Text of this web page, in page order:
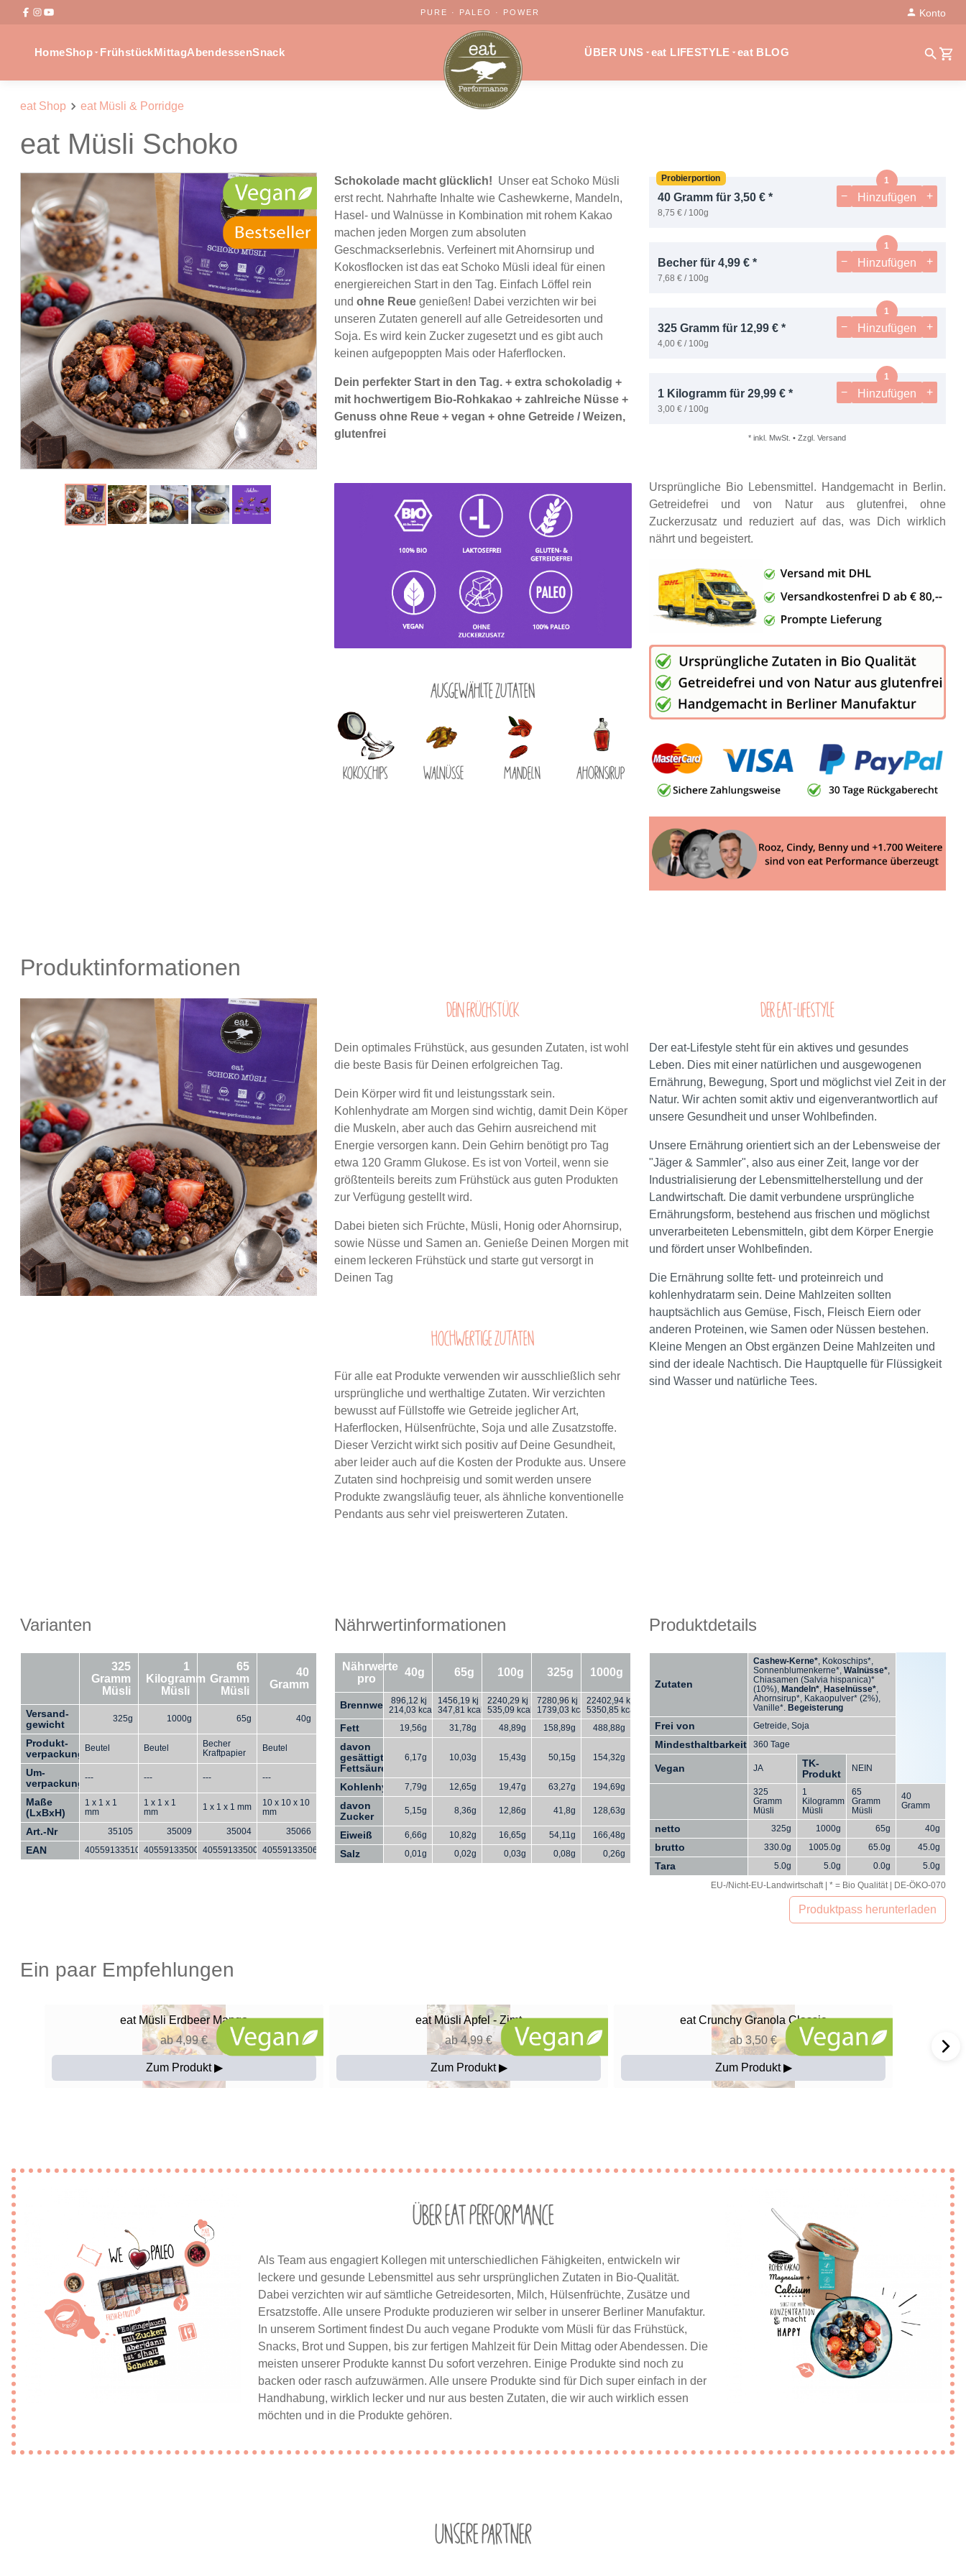
PURE · PALEO · POWER Konto
HomeShop FrühstückMittagAbendessenSnack ÜBER UNS eat LIFESTYLE eat BLOG
eat Shop eat Müsli & Porridge
eat Müsli Schoko
Schokolade macht glücklich! Unser eat Schoko Müsli
erst recht. Nahrhafte Inhalte wie Cashewkerne, Mandeln,
Hasel- und Walnüsse in Kombination mit rohem Kakao
machen jeden Morgen zum absoluten
Geschmackserlebnis. Verfeinert mit Ahornsirup und
Kokosflocken ist das eat Schoko Müsli ideal für einen
energiereichen Start in den Tag. Einfach Löffel rein
undohne Reue genießen! Dabei verzichten wir bei
unseren Zutaten generell auf alle Getreidesorten und
Soja. Es wird kein Zucker zugesetzt und es gibt auch
keinen aufgepoppten Mais oder Haferflocken.
Dein perfekter Start in den Tag. + extra schokoladig +
mit hochwertigem Bio-Rohkakao + zahlreiche Nüsse +
Genuss ohne Reue + vegan + ohne Getreide / Weizen,
glutenfrei
Ausgewählte Zutaten
Kokoschips Walnüsse Mandeln Ahornsirup
Probierportion
40 Gramm für 3,50 € *
8,75 € / 100g
− Hinzufügen +
Becher für 4,99 € *
7,68 € / 100g
− Hinzufügen +
325 Gramm für 12,99 € *
4,00 € / 100g
− Hinzufügen +
1 Kilogramm für 29,99 € *
3,00 € / 100g
− Hinzufügen +
* inkl. MwSt. • Zzgl. Versand
Ursprüngliche Bio Lebensmittel. Handgemacht in Berlin.
Getreidefrei und von Natur aus glutenfrei, ohne
Zuckerzusatz und reduziert auf das, was Dich wirklich
nährt und begeistert.
Produktinformationen
Dein Früchstück
Dein optimales Frühstück, aus gesunden Zutaten, ist wohl
die beste Basis für Deinen erfolgreichen Tag.
Dein Körper wird fit und leistungsstark sein.
Kohlenhydrate am Morgen sind wichtig, damit Dein Köper
die Muskeln, aber auch das Gehirn ausreichend mit
Energie versorgen kann. Dein Gehirn benötigt pro Tag
etwa 120 Gramm Glukose. Es ist von Vorteil, wenn sie
größtenteils bereits zum Frühstück aus guten Produkten
zur Verfügung gestellt wird.
Dabei bieten sich Früchte, Müsli, Honig oder Ahornsirup,
sowie Nüsse und Samen an. Genieße Deinen Morgen mit
einem leckeren Frühstück und starte gut versorgt in
Deinen Tag
Hochwertige Zutaten
Für alle eat Produkte verwenden wir ausschließlich sehr
ursprüngliche und werthaltige Zutaten. Wir verzichten
bewusst auf Füllstoffe wie Getreide jeglicher Art,
Haferflocken, Hülsenfrüchte, Soja und alle Zusatzstoffe.
Dieser Verzicht wirkt sich positiv auf Deine Gesundheit,
aber leider auch auf die Kosten der Produkte aus. Unsere
Zutaten sind hochpreisig und somit werden unsere
Produkte zwangsläufig teuer, als ähnliche konventionelle
Pendants aus sehr viel preiswerteren Zutaten.
Der eat-Lifestyle
Der eat-Lifestyle steht für ein aktives und gesundes
Leben. Dies mit einer natürlichen und ausgewogenen
Ernährung, Bewegung, Sport und möglichst viel Zeit in der
Natur. Wir achten somit aktiv und eigenverantwortlich auf
unsere Gesundheit und unser Wohlbefinden.
Unsere Ernährung orientiert sich an der Lebensweise der
"Jäger & Sammler", also aus einer Zeit, lange vor der
Industrialisierung der Lebensmittelherstellung und der
Landwirtschaft. Die damit verbundene ursprüngliche
Ernährungsform, bestehend aus frischen und möglichst
unverarbeiteten Lebensmitteln, gibt dem Körper Energie
und fördert unser Wohlbefinden.
Die Ernährung sollte fett- und proteinreich und
kohlenhydratarm sein. Deine Mahlzeiten sollten
hauptsächlich aus Gemüse, Fisch, Fleisch Eiern oder
anderen Proteinen, wie Samen oder Nüssen bestehen.
Kleine Mengen an Obst ergänzen Deine Mahlzeiten und
sind der ideale Nachtisch. Die Hauptquelle für Flüssigkeit
sind Wasser und natürliche Tees.
Varianten
325
Gramm
Müsli
1
Kilogramm
Müsli
65
Gramm
Müsli
40
Gramm
Versand-
gewicht
325g 1000g 65g 40g
Produkt-
verpackung
Beutel Beutel
Becher
Kraftpapier
Beutel
Um-
verpackung --- --- --- ---
Maße
(LxBxH)
1 x 1 x 1
mm
1 x 1 x 1
mm
1 x 1 x 1 mm
10 x 10 x 10
mm
Art.-Nr 35105 35009 35004 35066
EAN 4055913351059405591335009040559133500454055913350663
Nährwertinformationen
Nährwerte
pro
40g 65g 100g 325g 1000g
Brennwert896,12 kj
214,03 kcal
1456,19 kj
347,81 kcal
2240,29 kj
535,09 kcal
7280,96 kj
1739,03 kcal
22402,94 kj
5350,85 kcal
Fett 19,56g 31,78g 48,89g 158,89g 488,88g
davon
gesättigte
Fettsäuren
6,17g 10,03g 15,43g 50,15g 154,32g
Kohlenhydate7,79g 12,65g 19,47g 63,27g 194,69g
davon
Zucker
5,15g 8,36g 12,86g 41,8g 128,63g
Eiweiß 6,66g 10,82g 16,65g 54,11g 166,48g
Salz 0,01g 0,02g 0,03g 0,08g 0,26g
Produktdetails
Zutaten
Cashew-Kerne*, Kokoschips*,
Sonnenblumenkerne*, Walnüsse*,
Chiasamen (Salvia hispanica)*
(10%), Mandeln*, Haselnüsse*,
Ahornsirup*, Kakaopulver* (2%),
Vanille*. Begeisterung
Frei von Getreide, Soja
Mindesthaltbarkeit 360 Tage
Vegan JA
TK-
Produkt
NEIN
325
Gramm
Müsli
1
Kilogramm
Müsli
65
Gramm
Müsli
40
Gramm
netto 325g 1000g 65g 40g
brutto 330.0g 1005.0g 65.0g 45.0g
Tara 5.0g 5.0g 0.0g
5.0g
EU-/Nicht-EU-Landwirtschaft | * = Bio Qualität | DE-ÖKO-070
Produktpass herunterladen
Ein paar Empfehlungen
eat Müsli Erdbeer Mango
ab 4,99 €
Zum Produkt ▶
eatMüsli Apfel - Zimt
ab 4,99 €
Zum Produkt ▶
eatCrunchy Granola Classic
ab 3,50 €
Zum Produkt ▶
Über eat Performance
Als Team aus engagiert Kollegen mit unterschiedlichen Fähigkeiten, entwickeln wir
leckere und gesunde Lebensmittel aus sehr ursprünglichen Zutaten in Bio-Qualität.
Dabei verzichten wir auf sämtliche Getreidesorten, Milch, Hülsenfrüchte, Zusätze und
Ersatzstoffe. Alle unsere Produkte produzieren wir selber in unserer Berliner Manufaktur.
In unserem Sortiment findest Du auch vegane Produkte vom Müsli für das Frühstück,
Snacks, Brot und Suppen, bis zur fertigen Mahlzeit für Dein Mittag oder Abendessen. Die
meisten unserer Produkte kannst Du sofort verzehren. Einige Produkte sind noch zu
backen oder rasch aufzuwärmen. Alle unsere Produkte sind für Dich super einfach in der
Handhabung, wirklich lecker und nur aus besten Zutaten, die wir auch wirklich essen
möchten und in die Produkte gehören.
Unsere Partner